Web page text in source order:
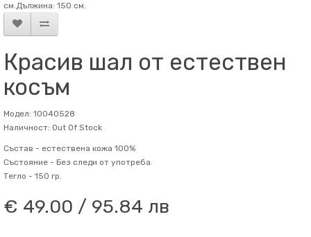
см.Дължина: 150 см.
Красив шал от естествен
косъм
Модел: 10040528
Наличност: Out Of Stock
Състав - естествена кожа 100%
Състояние - Без следи от употреба.
Тегло - 150 гр.
€ 49.00 / 95.84 лв